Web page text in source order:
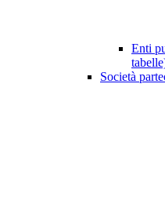
Enti
Società